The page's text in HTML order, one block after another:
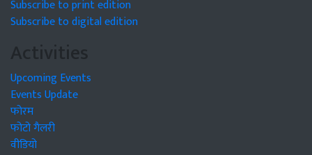
Subscribe to print edition
Subscribe to digital edition
Activities
Upcoming Events
Events Update
फोरम
फोटो गैलरी
वीडियो